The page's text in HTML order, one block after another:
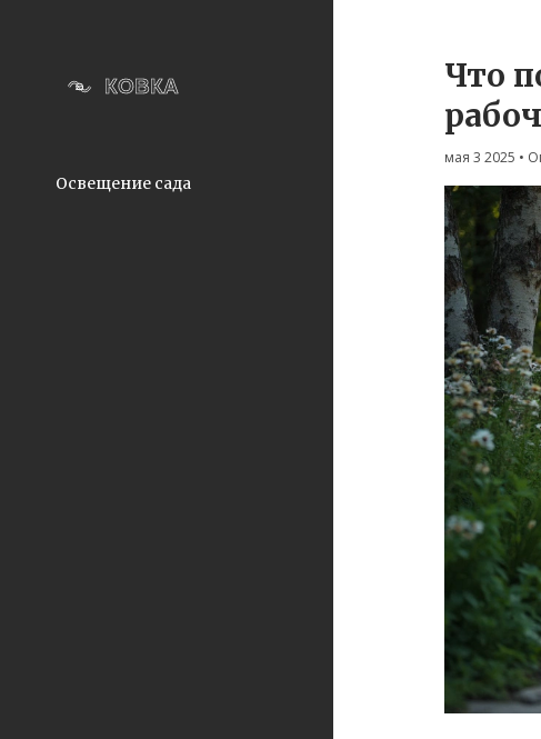
Освещение сада
Что
мая 3 2025 •